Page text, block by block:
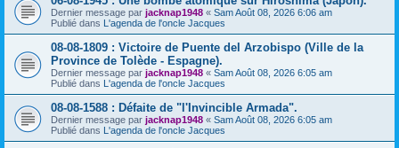
Dernier message par jacknap1948 « Sam Août 08, 2026 6:06 am
Publié dans L'agenda de l'oncle Jacques
08-08-1809 : Victoire de Puente del Arzobispo (Ville de la
Province de Tolède - Espagne).
Dernier message par jacknap1948 « Sam Août 08, 2026 6:05 am
Publié dans L'agenda de l'oncle Jacques
08-08-1588 : Défaite de "l'Invincible Armada".
Dernier message par jacknap1948 « Sam Août 08, 2026 6:05 am
Publié dans L'agenda de l'oncle Jacques